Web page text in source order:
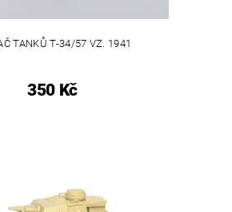
TANKŮ T-34/57 VZ. 1941
350 Kč